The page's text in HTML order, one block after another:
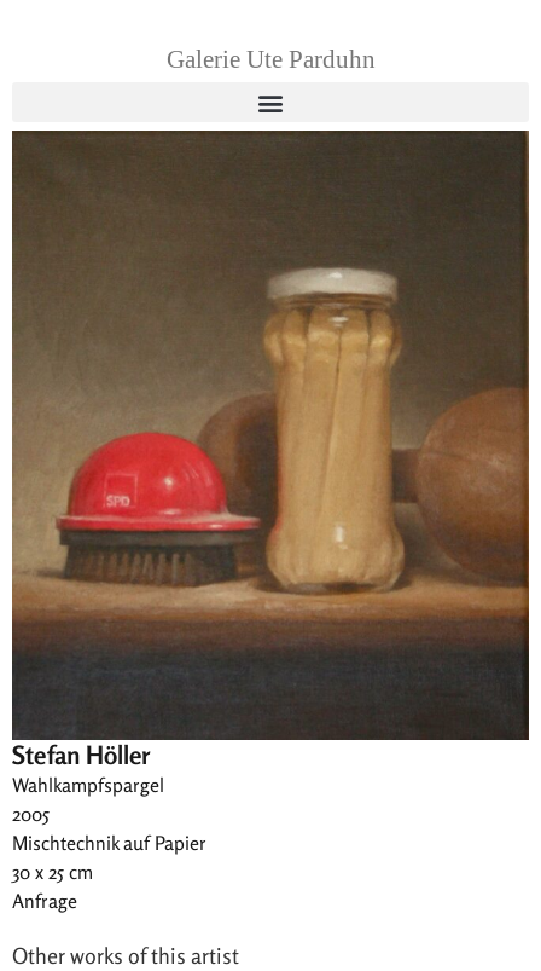
Galerie Ute Parduhn
Stefan Höller
Wahlkampfspargel
2005
Mischtechnik auf Papier
30 x 25 cm
Anfrage
Other works of this artist